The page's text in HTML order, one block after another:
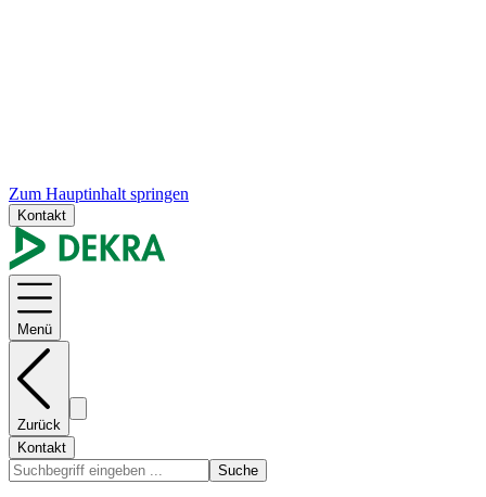
Zum Hauptinhalt springen
Kontakt
Menü
Zurück
Kontakt
Suche